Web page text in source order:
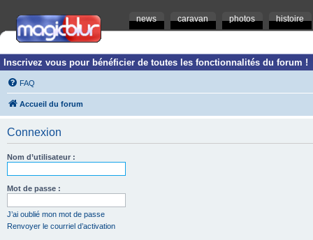
news caravan photos histoire
Inscrivez vous pour bénéficier de toutes les fonctionnalités du forum !
FAQ
Accueil du forum
Connexion
Nom d’utilisateur :
Mot de passe :
J’ai oublié mon mot de passe
Renvoyer le courriel d’activation